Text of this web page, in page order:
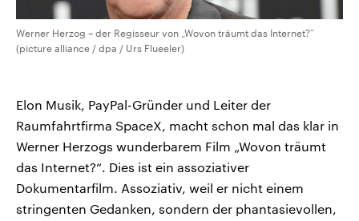
Werner Herzog – der Regisseur von „Wovon träumt das Internet?“
(picture alliance / dpa / Urs Flueeler)
Elon Musik, PayPal-Gründer und Leiter der
Raumfahrtfirma SpaceX, macht schon mal das klar in
Werner Herzogs wunderbarem Film „Wovon träumt
das Internet?“. Dies ist ein assoziativer
Dokumentarfilm. Assoziativ, weil er nicht einem
stringenten Gedanken, sondern der phantasievollen,